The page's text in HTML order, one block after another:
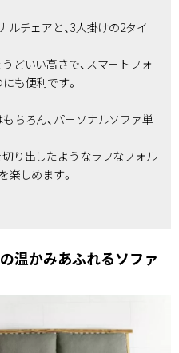
チェアと、3人掛けの2タイ
どいい高さで、スマートフォ
も便利です。
ちろん、パーソナルソファ単
り出したようなラフなフォル
楽しめます。
温かみあふれるソファ